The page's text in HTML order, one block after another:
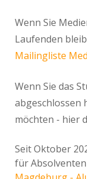
Wenn Sie
Laufenden
Mailingliste
Wenn Sie das
abgeschlossen
möchten - hier
Seit Oktober
für